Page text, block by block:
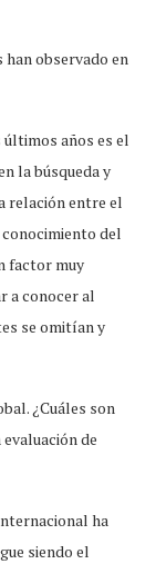
han observado en
años es el
la búsqueda y
relación entre el
del
factor muy
a conocer al
se omitían y
¿Cuáles son
de
ha
siendo el